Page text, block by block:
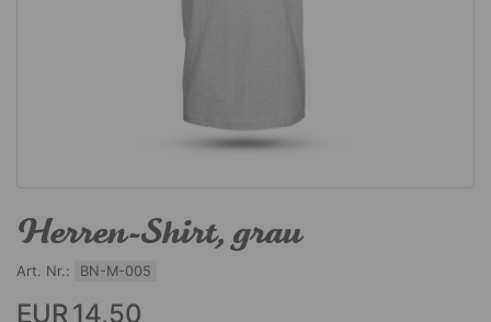
Herren-Shirt, grau
Art. Nr.: BN-M-005
EUR 14,50